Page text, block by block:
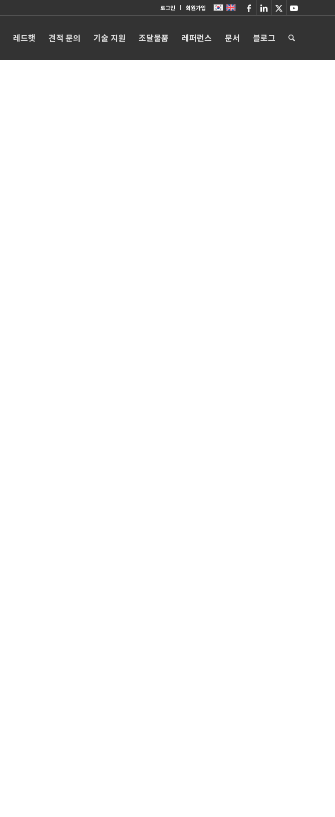
로그인 회원가입
레드햇 견적 문의 기술 지원 조달물품 레퍼런스 문서 블로그